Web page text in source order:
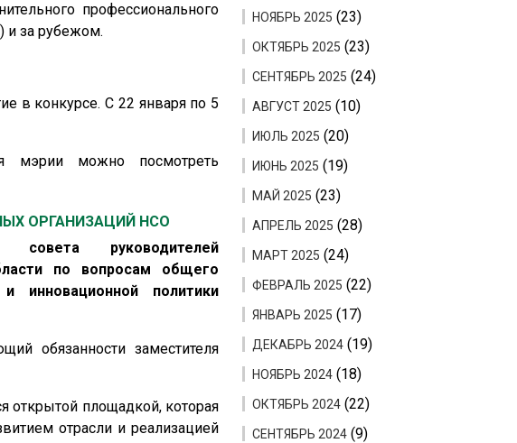
профессионального
и за рубежом.
в конкурсе. С 22 января по 5
мэрии можно посмотреть
ОРГАНИЗАЦИЙ НСО
руководителей
по вопросам общего
инновационной политики
обязанности заместителя
открытой площадкой, которая
отрасли и реализацией
НОЯБРЬ 2025 (23)
ОКТЯБРЬ 2025 (23)
СЕНТЯБРЬ 2025 (24)
АВГУСТ 2025 (10)
ИЮЛЬ 2025 (20)
ИЮНЬ 2025 (19)
МАЙ 2025 (23)
АПРЕЛЬ 2025 (28)
МАРТ 2025 (24)
ФЕВРАЛЬ 2025 (22)
ЯНВАРЬ 2025 (17)
ДЕКАБРЬ 2024 (19)
НОЯБРЬ 2024 (18)
ОКТЯБРЬ 2024 (22)
СЕНТЯБРЬ 2024 (9)